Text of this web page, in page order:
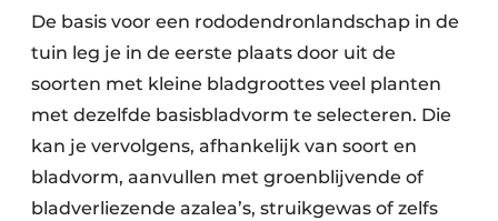
De basis voor een rododendronlandschap in de
tuin leg je in de eerste plaats door uit de
soorten met kleine bladgroottes veel planten
met dezelfde basisbladvorm te selecteren. Die
kan je vervolgens, afhankelijk van soort en
bladvorm, aanvullen met groenblijvende of
bladverliezende azalea’s, struikgewas of zelfs